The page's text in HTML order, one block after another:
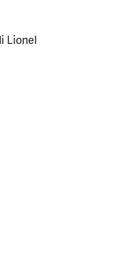
Lionel